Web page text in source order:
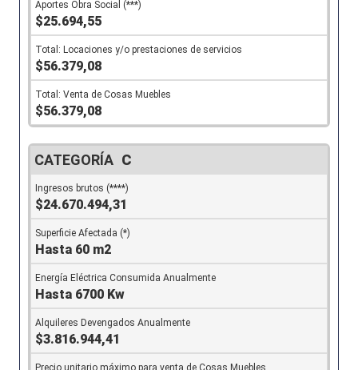
$25.694,55
$56.379,08
$56.379,08
C
$24.670.494,31
Hasta 60 m2
Hasta 6700 Kw
$3.816.944,41